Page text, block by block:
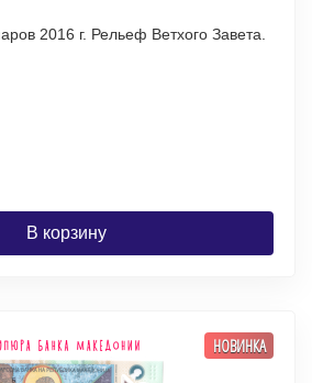
2016 г. Рельеф Ветхого Завета.
В корзину
НОВИНКА